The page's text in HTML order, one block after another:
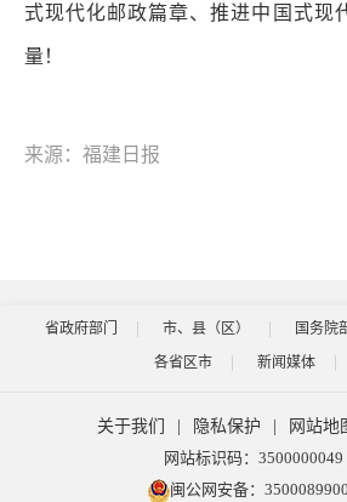
式现代化邮政篇章、推进中国式现
量！
来源：福建日报
省政府部门 市、县（区） 国务院
各省区市
新闻媒体
关于我们 隐私保护 网站地
网站标识码：3500000049
闽公网安备：